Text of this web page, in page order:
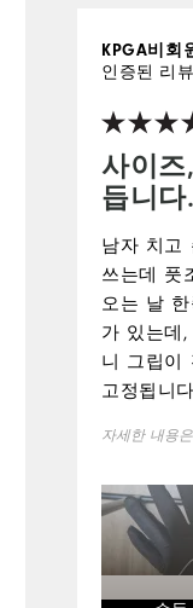
사이즈
듭니다.
KPGA비회
인증된 리
남자 치고
쓰는데 풋
오는 날
가 있는데
니 그립이
고정됩니
자세한 내용은
사이즈 정
그립 우수